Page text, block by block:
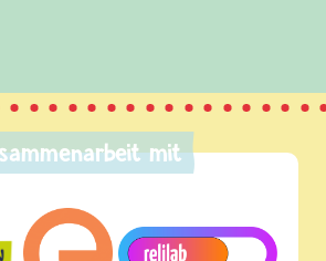
mit